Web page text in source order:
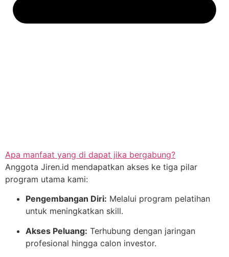
Apa manfaat yang di dapat jika bergabung?
Anggota Jiren.id mendapatkan akses ke tiga pilar
program utama kami:
Pengembangan Diri: Melalui program pelatihan
untuk meningkatkan skill.
Akses Peluang: Terhubung dengan jaringan
profesional hingga calon investor.